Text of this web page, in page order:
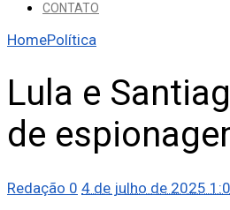
CONTATO
HomePolítica
Lula e
de
Redação 0 4 de julho de 2025